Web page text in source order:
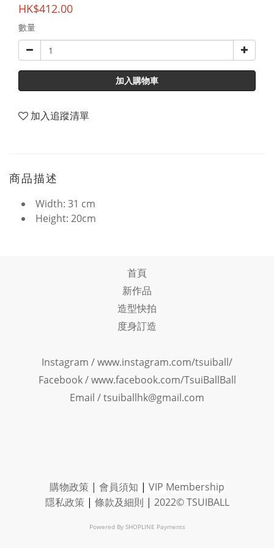
HK$412.00
數量
加入購物車
加入追蹤清單
商品描述
Width: 31 cm
Height: 20cm
首頁
新作品
造型快拍
度身訂造
Instagram /www.instagram.com/tsuiball/
Facebook/www.facebook.com/TsuiBallBall
Email / tsuiballhk@gmail.com
購物政策 | 會員須知 | VIP Membership
隱私政策 | 條款及細則 | 2022© TSUIBALL
Powered By SHOPLINE Payments